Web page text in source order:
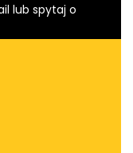
lub spytaj o